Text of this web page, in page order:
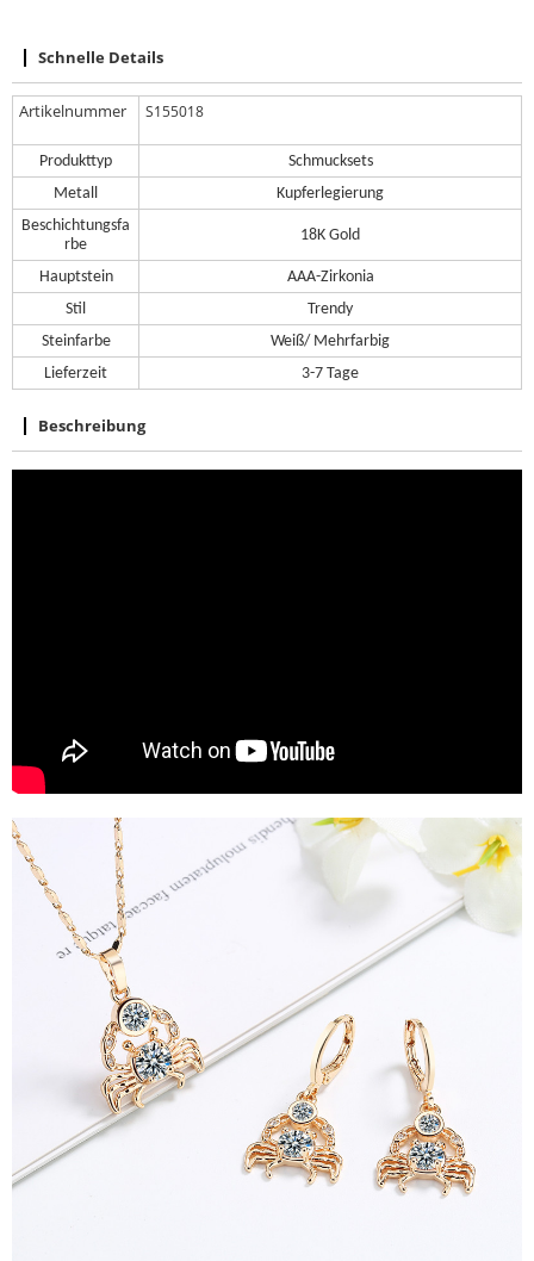
Schnelle Details
Artikelnummer S155018
Produkttyp
Schmucksets
Metall
Kupferlegierung
Beschichtungsfa
rbe
18K Gold
Hauptstein
AAA-Zirkonia
Stil
Trendy
Steinfarbe
Weiß/ Mehrfarbig
Lieferzeit
3-7 Tage
Beschreibung